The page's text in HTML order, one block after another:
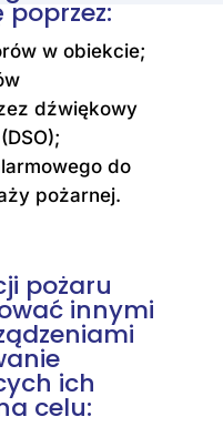
w obiekcie;
dźwiękowy
do
pożarnej.
pożaru
innymi
ich
celu: